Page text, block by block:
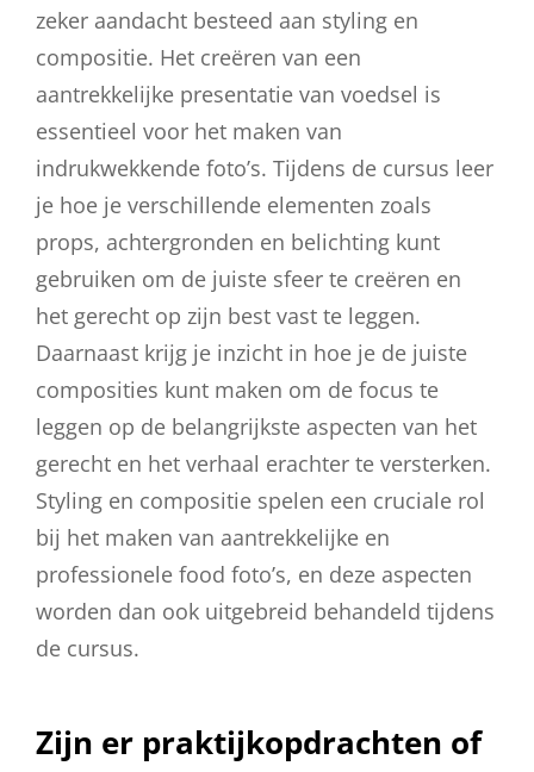
zeker aandacht besteed aan styling en
compositie. Het creëren van een
aantrekkelijke presentatie van voedsel is
essentieel voor het maken van
indrukwekkende foto’s. Tijdens de cursus leer
je hoe je verschillende elementen zoals
props, achtergronden en belichting kunt
gebruiken om de juiste sfeer te creëren en
het gerecht op zijn best vast te leggen.
Daarnaast krijg je inzicht in hoe je de juiste
composities kunt maken om de focus te
leggen op de belangrijkste aspecten van het
gerecht en het verhaal erachter te versterken.
Styling en compositie spelen een cruciale rol
bij het maken van aantrekkelijke en
professionele food foto’s, en deze aspecten
worden dan ook uitgebreid behandeld tijdens
de cursus.
Zijn er praktijkopdrachten of